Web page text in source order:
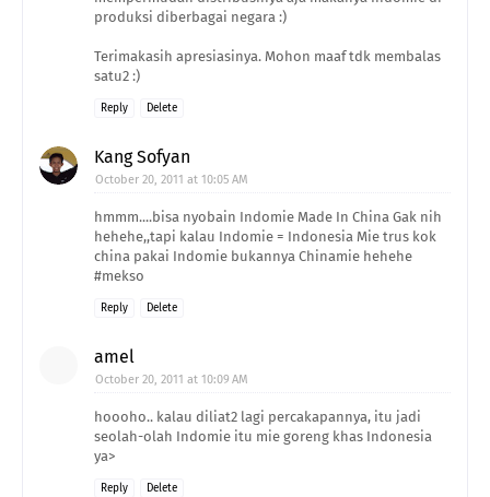
produksi diberbagai negara :)
Terimakasih apresiasinya. Mohon maaf tdk membalas
satu2 :)
Reply Delete
Kang Sofyan
October 20, 2011 at 10:05 AM
hmmm....bisa nyobain Indomie Made In China Gak nih
hehehe,,tapi kalau Indomie = Indonesia Mie trus kok
china pakai Indomie bukannya Chinamie hehehe
#mekso
Reply Delete
amel
October 20, 2011 at 10:09 AM
hoooho.. kalau diliat2 lagi percakapannya, itu jadi
seolah-olah Indomie itu mie goreng khas Indonesia
ya>
Reply Delete